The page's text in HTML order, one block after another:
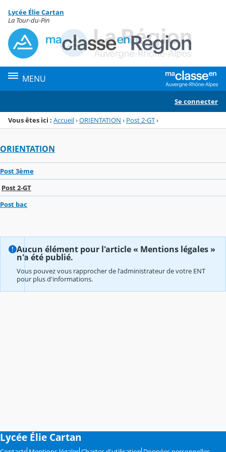
Menu de la rubrique
Contenu
Lycée Élie Cartan
La Tour-du-Pin
MENU
Se connecter
Vous êtes ici : Accueil›ORIENTATION › Post 2-GT›
ORIENTATION
Post 3ème
Post 2-GT
Post bac
Aucun élément pour l'article « Mentions légales »
n'a été publié.
Vous pouvez vous rapprocher de l'administrateur de votre ENT
pour plus d'informations.
Lycée Élie Cartan